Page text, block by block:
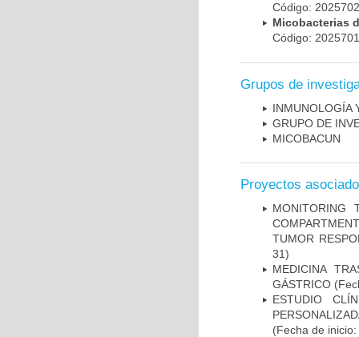
Código:
Micobacterias
Código:
Grupos de
INMUNOLOGÍA
GRUPO DE
MICOBAC­UN
Proyectos
MONITORING
TUMOR
31)
MEDICINA
GÁSTRICO
ESTUDIO
(Fecha de